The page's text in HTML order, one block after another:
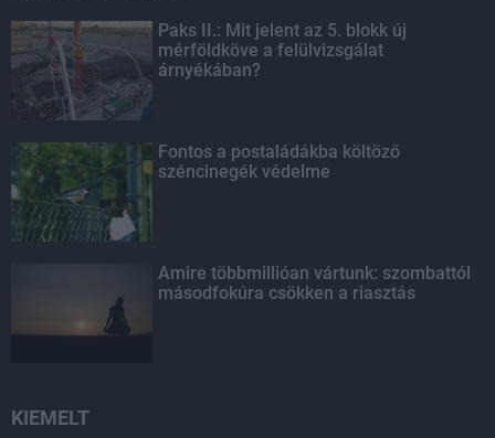
Paks II.: Mit jelent az 5. blokk új
mérföldköve a felülvizsgálat
árnyékában?
Fontos a postaládákba költöző
széncinegék védelme
Amire többmillióan vártunk: szombattól
másodfokúra csökken a riasztás
KIEMELT